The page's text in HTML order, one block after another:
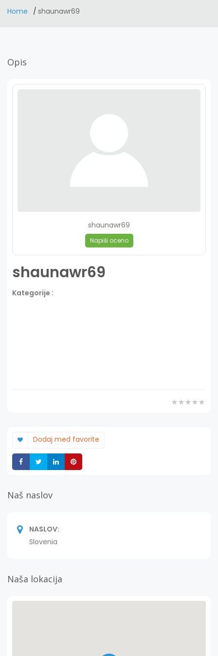
Home shaunawr69
Opis
shaunawr69
Napiši oceno
shaunawr69
Kategorije :
Dodaj med favorite
Deli Deli Deli
Naš naslov
NASLOV:
Slovenia
Naša lokacija